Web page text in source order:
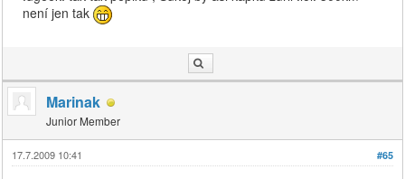
není jen tak
Marinak
Junior Member
#65
17.7.2009 10:41